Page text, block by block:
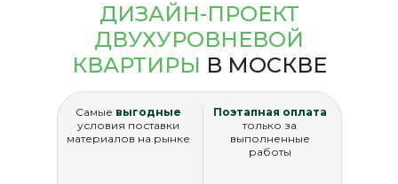
ДИЗАЙН-ПРОЕКТ
ДВУХУРОВНЕВОЙ
КВАРТИРЫ В МОСКВЕ
Самые выгодные
условия поставки
материалов на рынке
Поэтапная оплата
только за
выполненные
работы